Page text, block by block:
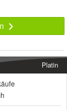
Platin